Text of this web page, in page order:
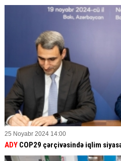
25 Noyabr 2024 14:00
ADY COP29 çərçivəsində iqlim